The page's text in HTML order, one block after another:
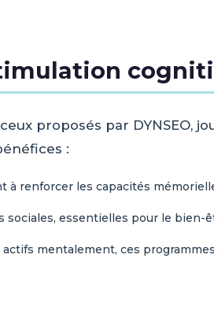
proposés par DYNSEO,
:
à renforcer les capacités
essentielles pour le bien-
mentalement, ces